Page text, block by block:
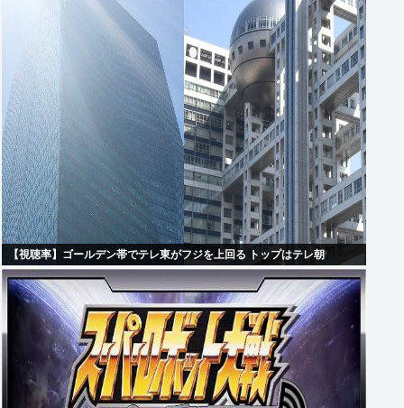
【視聴率】ゴールデン帯でテレ東がフジを上回る トップはテレ朝